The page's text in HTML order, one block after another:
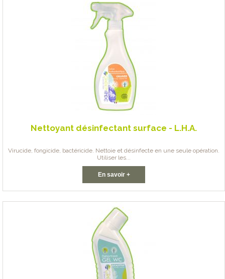
Nettoyant désinfectant surface - L.H.A.
Virucide, fongicide, bactéricide. Nettoie et désinfecte en une seule opération.
Utiliser les...
En savoir +